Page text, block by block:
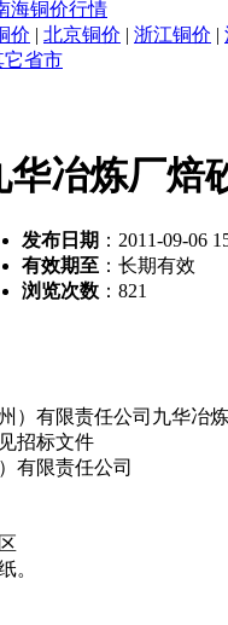
海铜价行情
价 | 北京铜价 | 浙江铜价 |
它省市
华冶炼厂焙
发布日期 ：2011-09-06
有效期至 ：长期有效
浏览次数 ： 821
有限责任公司九华冶
招标文件
有限责任公司
。